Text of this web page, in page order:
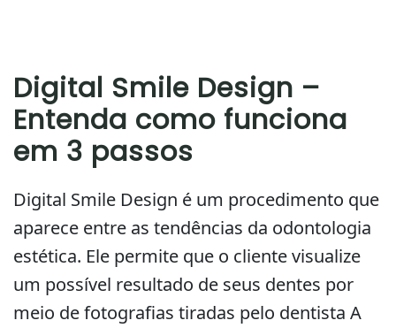
Digital Smile Design –
Entenda como funciona
em 3 passos
Digital Smile Design é um procedimento que
aparece entre as tendências da odontologia
estética. Ele permite que o cliente visualize
um possível resultado de seus dentes por
meio de fotografias tiradas pelo dentista A